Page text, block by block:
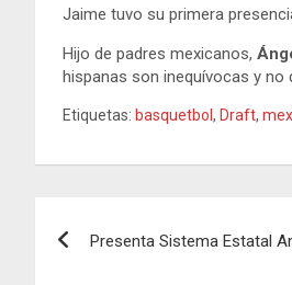
Jaime tuvo su primera
Hijo de padres mexicanos,
hispanas son inequívocas y no
Etiquetas: basquetbol , Draft,
Presenta Sistema Estatal